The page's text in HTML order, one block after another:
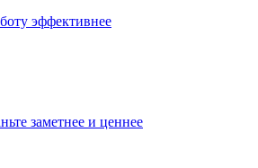
эффективнее
заметнее и ценнее